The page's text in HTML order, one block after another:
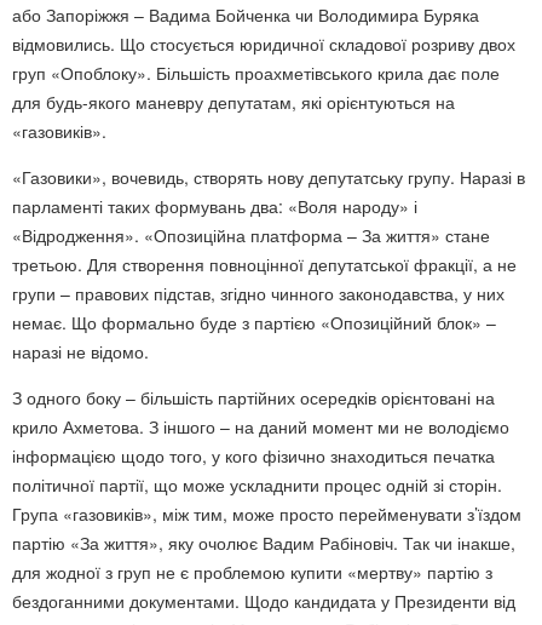
або Запоріжжя – Вадима Бойченка чи Володимира Буряка
відмовились. Що стосується юридичної складової розриву двох
груп «Опоблоку». Більшість проахметівського крила дає поле
для будь-якого маневру депутатам, які орієнтуються на
«газовиків».
«Газовики», вочевидь, створять нову депутатську групу. Наразі в
парламенті таких формувань два: «Воля народу» і
«Відродження». «Опозиційна платформа – За життя» стане
третьою. Для створення повноцінної депутатської фракції, а не
групи – правових підстав, згідно чинного законодавства, у них
немає. Що формально буде з партією «Опозиційний блок» –
наразі не відомо.
З одного боку – більшість партійних осередків орієнтовані на
крило Ахметова. З іншого – на даний момент ми не володіємо
інформацією щодо того, у кого фізично знаходиться печатка
політичної партії, що може ускладнити процес одній зі сторін.
Група «газовиків», між тим, може просто перейменувати з’їздом
партію «За життя», яку очолює Вадим Рабіновіч. Так чи інакше,
для жодної з груп не є проблемою купити «мертву» партію з
бездоганними документами. Щодо кандидата у Президенти від